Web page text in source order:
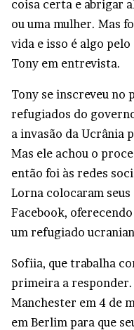
coisa certa e abrigar
ou uma mulher. Mas
vida e isso é algo
Tony em entrevista.
Tony se inscreveu no
refugiados do
a invasão da Ucrânia
Mas ele achou o
então foi às redes
Lorna colocaram
Facebook,
um refugiado
Sofiia, que trabalha
primeira a responder.
Manchester em 4 de
em Berlim para que